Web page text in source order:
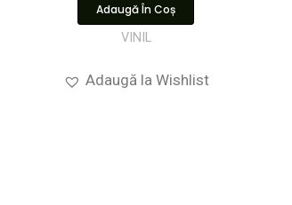
Adaugă În Coș
VINIL
Adaugă la Wishlist